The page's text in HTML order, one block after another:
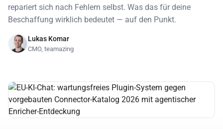
repariert sich nach Fehlern selbst. Was das für deine
Beschaffung wirklich bedeutet — auf den Punkt.
Lukas Komar
CMO, teamazing